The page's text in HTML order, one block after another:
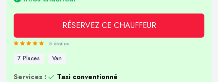
RÉSERVEZ CE CHAUFFEUR
5 étoiles
7 Places Van
Services :
Taxi conventionné